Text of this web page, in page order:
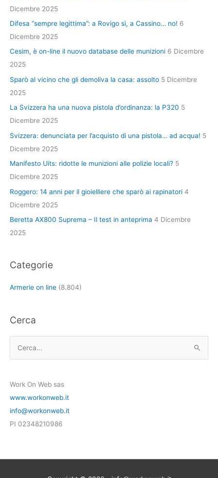
Dicembre 2025
Difesa “sempre legittima”: a Rovigo sì, a Cassino… no! 6
Dicembre 2025
Cesim, è on-line il nuovo database delle munizioni 6 Dicembre
2025
Sparò al vicino che gli demoliva la casa: assolto 5 Dicembre
2025
La Svizzera ha una nuova pistola d’ordinanza: la P320 5
Dicembre 2025
Svizzera: denunciata per l’acquisto di una pistola… ad acqua! 5
Dicembre 2025
Manifesto Uits: ridotte le munizioni alle polizie locali? 5
Dicembre 2025
Roggero: 14 anni per il gioielliere che sparò ai rapinatori 4
Dicembre 2025
Beretta AX800 Suprema – Il test in anteprima 4 Dicembre
2025
Categorie
Armerie on line (8.804)
Cerca
c
a
:
Work On Web sas
www.workonweb.it
info@workonweb.it
PI 02348210986